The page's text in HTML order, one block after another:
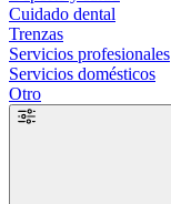
Cuidado dental
Trenzas
Servicios profesionales
Servicios domésticos
Otro